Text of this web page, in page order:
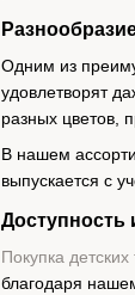
Одним из
удовлетворят
разных цветов,
В нашем
выпускается с
Доступность
Покупка
благодаря